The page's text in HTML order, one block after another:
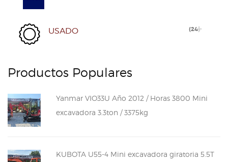
USADO (24)
Productos Populares
Yanmar VIO33U Año 2012 / Horas 3800 Mini
excavadora 3.3ton / 3375kg
KUBOTA U55-4 Mini excavadora giratoria 5.5T